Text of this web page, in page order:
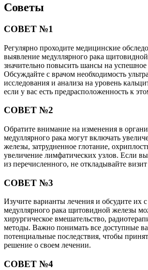
Советы
СОВЕТ №1
Регулярно проходите медицинские
выявление медуллярного рака
значительно повысить шансы на успешное
Обсуждайте с врачом необходимость
исследования и анализа на уровень
если у вас есть предрасположенность к
СОВЕТ №2
Обратите внимание на изменения в
медуллярного рака могут включать
железы, затрудненное глотание,
увеличение лимфатических узлов. Если
из перечисленного, не откладывайте визит
СОВЕТ №3
Изучите варианты лечения и обсудите их
медуллярного рака щитовидной железы
хирургическое вмешательство,
методы. Важно понимать все доступные
потенциальные последствия, чтобы
решение о своем лечении.
СОВЕТ №4